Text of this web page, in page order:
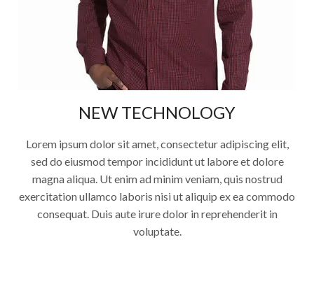
NEW TECHNOLOGY
Lorem ipsum dolor sit amet, consectetur adipiscing elit,
sed do eiusmod tempor incididunt ut labore et dolore
magna aliqua. Ut enim ad minim veniam, quis nostrud
exercitation ullamco laboris nisi ut aliquip ex ea commodo
consequat. Duis aute irure dolor in reprehenderit in
voluptate.